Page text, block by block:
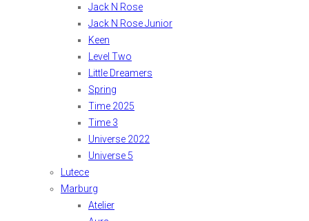
Jack N Rose
Jack N Rose Junior
Keen
Level Two
Little Dreamers
Spring
Time 2025
Time 3
Universe 2022
Universe 5
Lutece
Marburg
Atelier